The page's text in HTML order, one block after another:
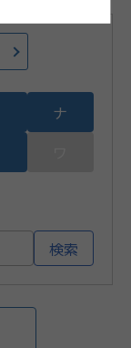
ナ
検索